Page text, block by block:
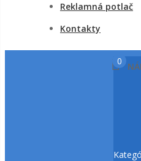
Reklamná potlač
Kontakty
0